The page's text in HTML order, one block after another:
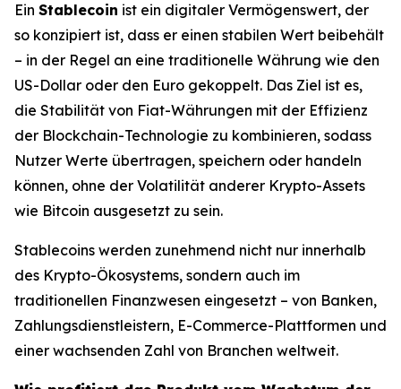
Ein Stablecoin ist ein digitaler Vermögenswert, der
so konzipiert ist, dass er einen stabilen Wert beibehält
– in der Regel an eine traditionelle Währung wie den
US-Dollar oder den Euro gekoppelt. Das Ziel ist es,
die Stabilität von Fiat-Währungen mit der Effizienz
der Blockchain-Technologie zu kombinieren, sodass
Nutzer Werte übertragen, speichern oder handeln
können, ohne der Volatilität anderer Krypto-Assets
wie Bitcoin ausgesetzt zu sein.
Stablecoins werden zunehmend nicht nur innerhalb
des Krypto-Ökosystems, sondern auch im
traditionellen Finanzwesen eingesetzt – von Banken,
Zahlungsdienstleistern, E-Commerce-Plattformen und
einer wachsenden Zahl von Branchen weltweit.